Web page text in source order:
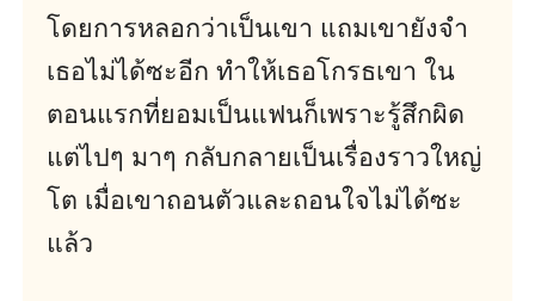
โดยการหลอกว่าเป็นเขา แถมเขายังจำ
เธอไม่ได้ซะอีก ทำให้เธอโกรธเขา ใน
ตอนแรกที่ยอมเป็นแฟนก็เพราะรู้สึกผิด
แต่ไปๆ มาๆ กลับกลายเป็นเรื่องราวใหญ่
โต เมื่อเขาถอนตัวและถอนใจไม่ได้ซะ
แล้ว